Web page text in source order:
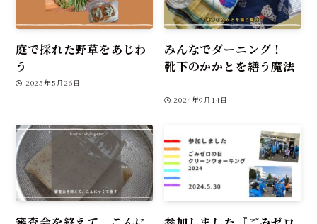
庭で採れた野草をあじわ
う
2025年5月26日
みんなでダーニング！－
靴下のかかとを繕う魔法
－
2024年9月14日